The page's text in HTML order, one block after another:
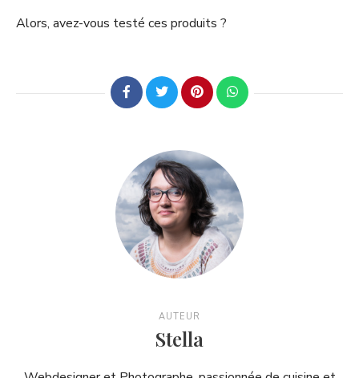
Alors, avez-vous testé ces produits ?
AUTEUR
Stella